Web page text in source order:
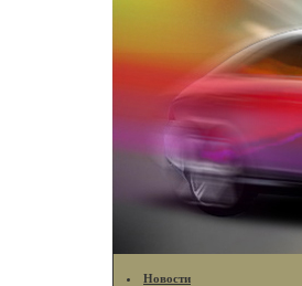
Новости